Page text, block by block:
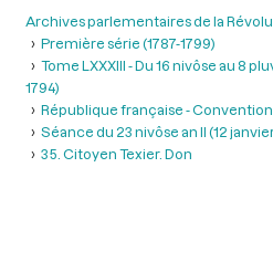
Archives parlementaires de la
Première série (1787-1799)
Tome LXXXIII - Du 16 nivôse au 8
1794)
République française -
Séance du 23 nivôse an II (12
35. Citoyen Texier. Don